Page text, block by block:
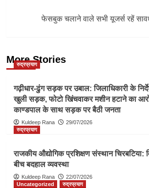
फेसबुक चलाने वाले सभी यूजर्स रहें
More Stories
रुद्रप्रयाग
गढ़ीधार-ढुंग सड़क पर उबाल: जिलाधिकारी के
खुली सड़क, फोटो खिंचवाकर मशीन हटाने का
काण्डपाल के साथ सड़क पर बैठी जनता
Kuldeep Rana
29/07/2026
रुद्रप्रयाग
राजकीय औद्योगिक प्रशिक्षण संस्थान चिरबटिया:
बीच बदहाल व्यवस्था
Kuldeep Rana
22/07/2026
Uncategorized
रुद्रप्रयाग